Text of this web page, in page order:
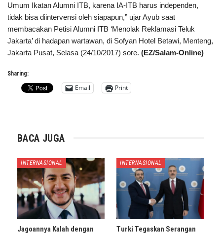
Umum Ikatan Alumni ITB, karena IA-ITB harus independen,
tidak bisa diintervensi oleh siapapun,” ujar Ayub saat
membacakan Petisi Alumni ITB ‘Menolak Reklamasi Teluk
Jakarta’ di hadapan wartawan, di Sofyan Hotel Betawi, Menteng,
Jakarta Pusat, Selasa (24/10/2017) sore. (EZ/Salam-Online)
Sharing:
Email Print
BACA JUGA
INTERNASIONAL
Jagoannya Kalah dengan
INTERNASIONAL
Turki Tegaskan Serangan